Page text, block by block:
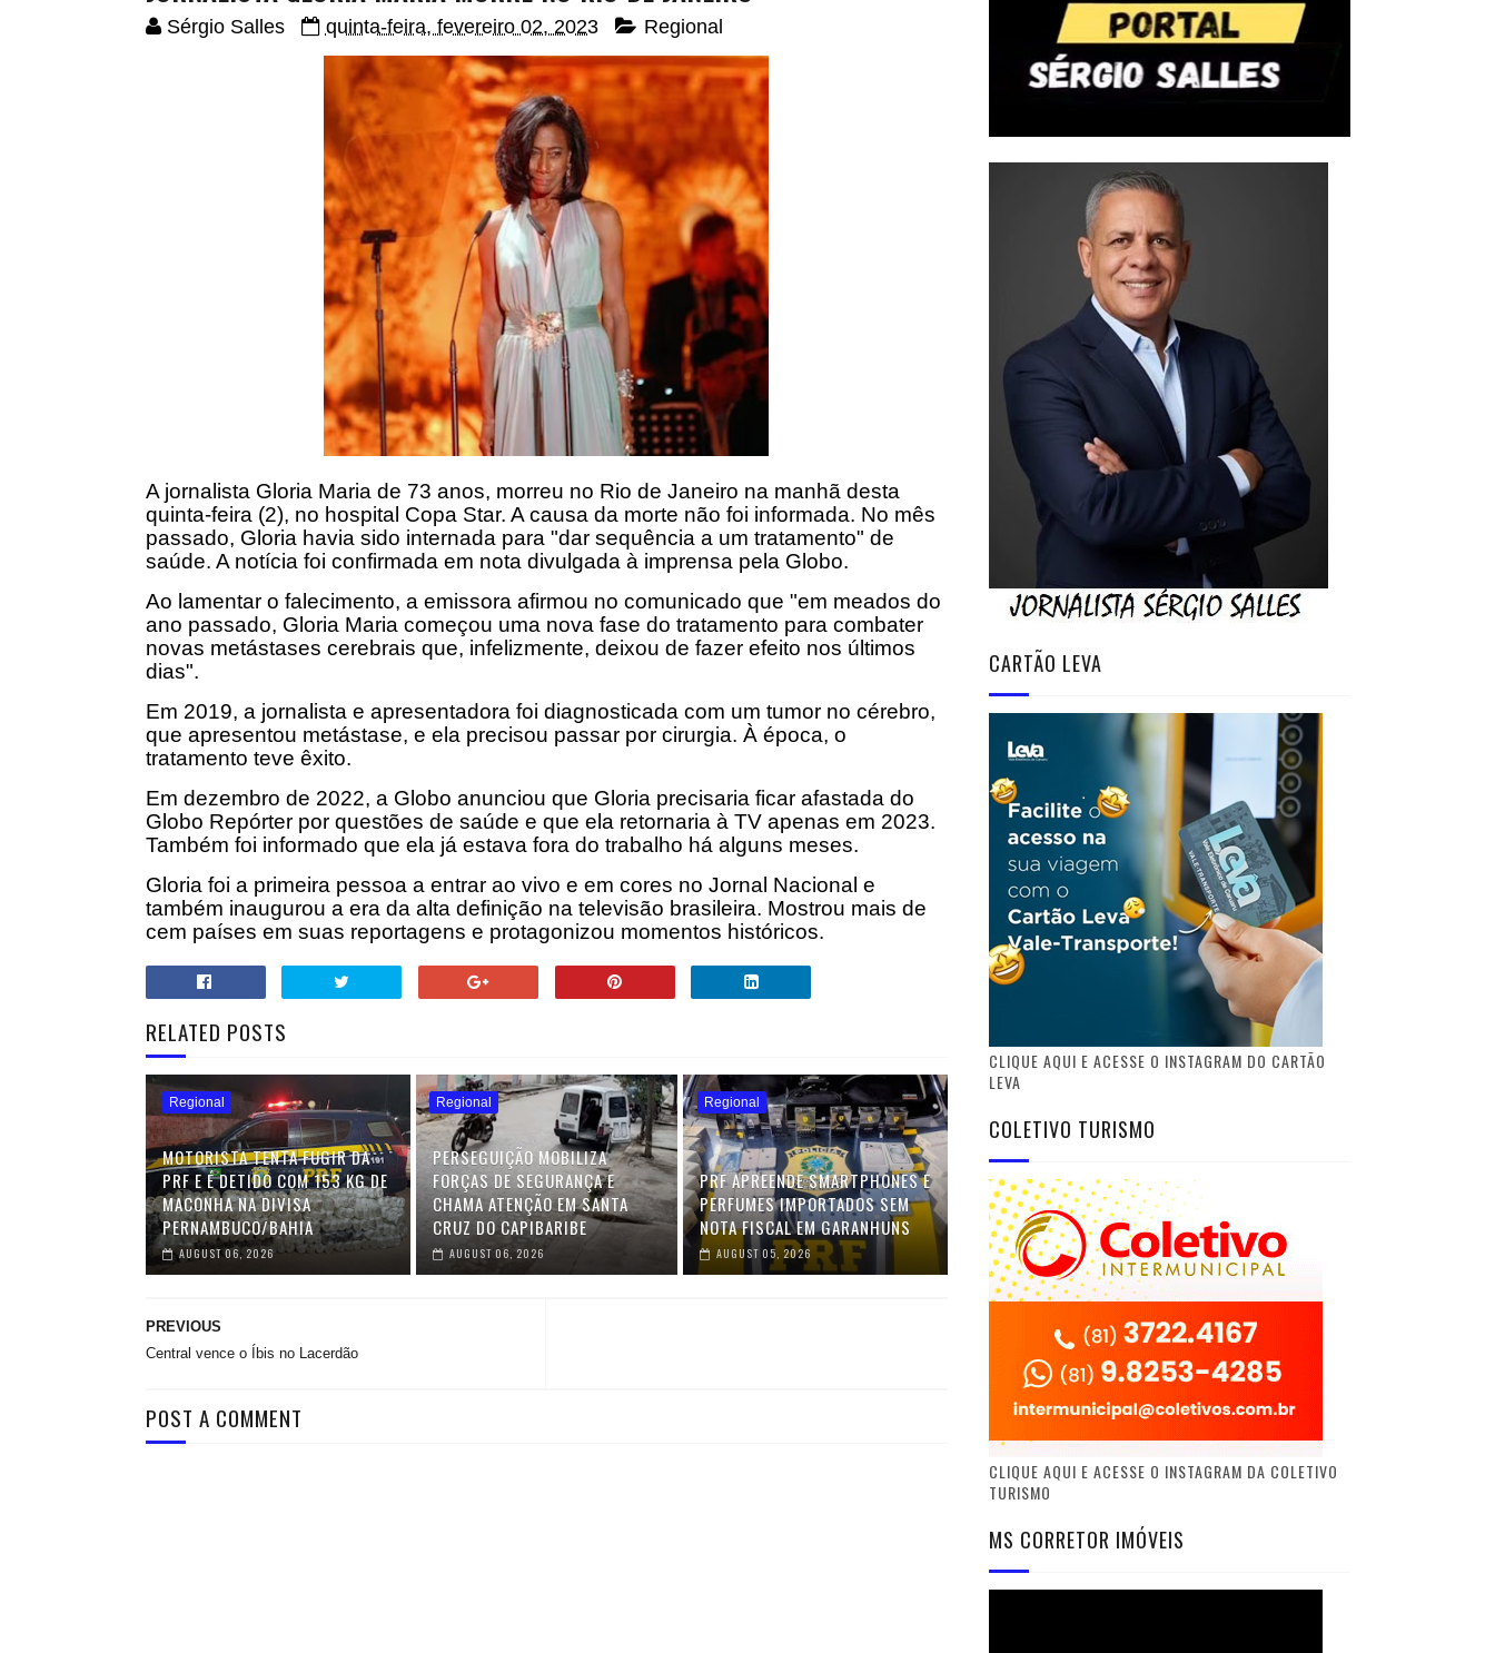
Sérgio Salles quinta-feira, fevereiro 02, 2023 Regional
A jornalista Gloria Maria de 73 anos, morreu no Rio de Janeiro na manhã desta
quinta-feira (2), no hospital Copa Star. A causa da morte não foi informada. No mês
passado, Gloria havia sido internada para "dar sequência a um tratamento" de
saúde. A notícia foi confirmada em nota divulgada à imprensa pela Globo.
Ao lamentar o falecimento, a emissora afirmou no comunicado que "em meados do
ano passado, Gloria Maria começou uma nova fase do tratamento para combater
novas metástases cerebrais que, infelizmente, deixou de fazer efeito nos últimos
dias".
Em 2019, a jornalista e apresentadora foi diagnosticada com um tumor no cérebro,
que apresentou metástase, e ela precisou passar por cirurgia. À época, o
tratamento teve êxito.
Em dezembro de 2022, a Globo anunciou que Gloria precisaria ficar afastada do
Globo Repórter por questões de saúde e que ela retornaria à TV apenas em 2023.
Também foi informado que ela já estava fora do trabalho há alguns meses.
Gloria foi a primeira pessoa a entrar ao vivo e em cores no Jornal Nacional e
também inaugurou a era da alta definição na televisão brasileira. Mostrou mais de
cem países em suas reportagens e protagonizou momentos históricos.
RELATED POSTS
Regional
MOTORISTA TENTA FUGIR DA
PRF E É DETIDO COM 153 KG DE
MACONHA NA DIVISA
PERNAMBUCO/BAHIA
AUGUST 06, 2026
Regional
PERSEGUIÇÃO MOBILIZA
FORÇAS DE SEGURANÇA E
CHAMA ATENÇÃO EM SANTA
CRUZ DO CAPIBARIBE
AUGUST 06, 2026
Regional
PRF APREENDE SMARTPHONES E
PERFUMES IMPORTADOS SEM
NOTA FISCAL EM GARANHUNS
AUGUST 05, 2026
PREVIOUS
Central vence o Íbis no Lacerdão
POST A COMMENT
CARTÃO LEVA
CLIQUE AQUI E ACESSE O INSTAGRAM DO CARTÃO
LEVA
COLETIVO TURISMO
CLIQUE AQUI E ACESSE O INSTAGRAM DA COLETIVO
TURISMO
MS CORRETOR IMÓVEIS